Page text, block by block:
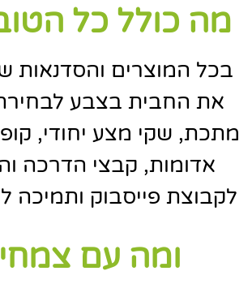
מה כולל כל
בכל המוצרים והסדנאות
את החבית בצבע
מתכת, שקי מצע יחודי,
אדומות, קבצי הדרכה
לקבוצת פייסבוק ותמיכה
ומה עם